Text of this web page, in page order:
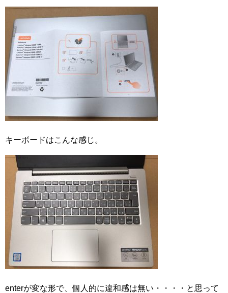
キーボードはこんな感じ。
enterが変な形で、個人的に違和感は無い・・・・と思って